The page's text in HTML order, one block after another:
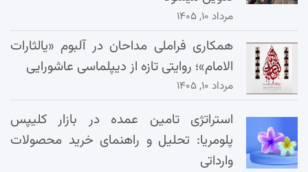
مرداد ۱۰, ۱۴۰۵
همکاری فراملی مداحان در آلبوم «یالثارات
الامام»؛ روایتی تازه از دیپلماسی عاشورایی
مرداد ۱۰, ۱۴۰۵
استراتژی تامین عمده در بازار کلیپس
پلومریا: تحلیل و راهنمای خرید محصولات
وارداتی